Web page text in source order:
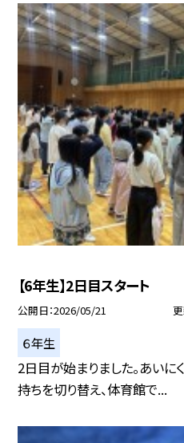
【6年生】2日目スタート
公開日 2026/05/21
６年生
2日目が始まりました。あいに
持ちを切り替え、体育館で...